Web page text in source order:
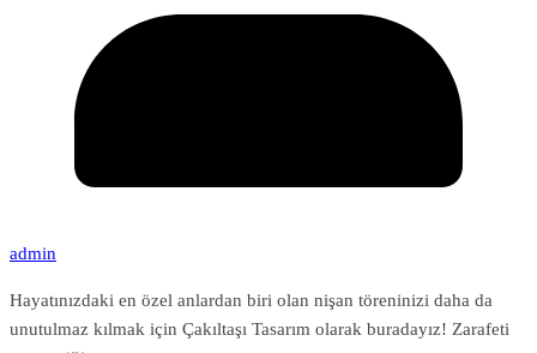
admin
Hayatınızdaki en özel anlardan biri olan nişan töreninizi daha da
unutulmaz kılmak için Çakıltaşı Tasarım olarak buradayız! Zarafeti